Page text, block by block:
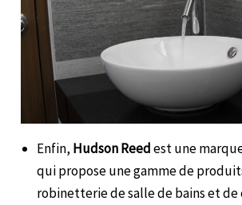
Enfin, Hudson Reedest une
qui propose une gamme de
robinetterie de salle de bains et